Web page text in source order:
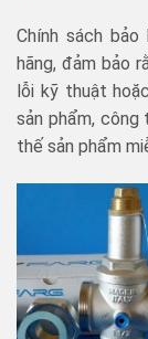
Chính sách
hãng, đảm bảo
lỗi kỹ thuật
sản phẩm,
thế sản phẩm